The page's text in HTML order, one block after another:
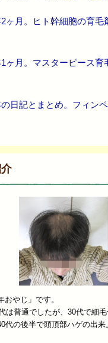
ヶ月。ヒト幹細胞の育毛
ヶ月。マスターピース育
日記とまとめ。フィン
おやじ」です。
は普通でしたが、30代で細
代の後半で頭頂部ハゲの出来